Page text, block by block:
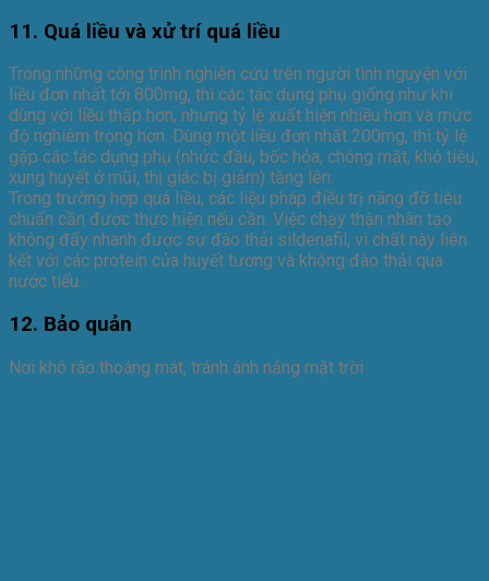
11. Quá liều và xử trí quá liều
Trong những công trình nghiên cứu trên người tình nguyện với
liều đơn nhất tới 800mg, thì các tác dụng phụ giống như khi
dùng với liều thấp hơn, nhưng tỷ lệ xuất hiện nhiều hơn và mức
độ nghiêm trọng hơn. Dùng một liều đơn nhất 200mg, thì tỷ lệ
gặp các tác dụng phụ (nhức đầu, bốc hỏa, chóng mặt, khó tiêu,
xung huyết ở mũi, thị giác bị giảm) tăng lên.
Trong trường hợp quá liều, các liệu pháp điều trị nâng đỡ tiêu
chuẩn cần được thực hiện nếu cần. Việc chạy thận nhân tạo
không đẩy nhanh được sự đào thải sildenafil, vì chất này liên
kết với các protein của huyết tương và không đào thải qua
nước tiểu.
12. Bảo quản
Nơi khô ráo thoáng mát, tránh ánh nắng mặt trời